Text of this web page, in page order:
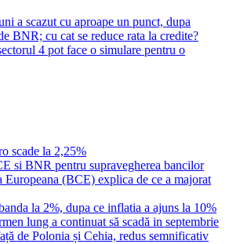
a scazut cu aproape un punct, dupa
BNR; cu cat se reduce rata la credite?
4 pot face o simulare pentru o
scade la 2,25%
si BNR pentru supravegherea bancilor
Europeana (BCE) explica de ce a majorat
la 2%, dupa ce inflatia a ajuns la 10%
lung a continuat să scadă in septembrie
de Polonia și Cehia, redus semnificativ